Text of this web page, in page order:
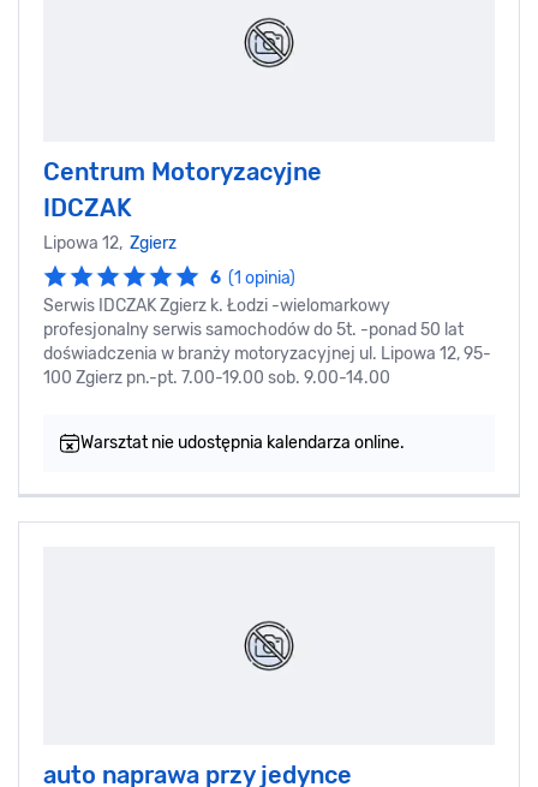
Centrum Motoryzacyjne
IDCZAK
Lipowa 12, Zgierz
6 (1 opinia)
Serwis IDCZAK Zgierz k. Łodzi -wielomarkowy
profesjonalny serwis samochodów do 5t. -ponad 50 lat
doświadczenia w branży motoryzacyjnej ul. Lipowa 12, 95-
100 Zgierz pn.-pt. 7.00-19.00 sob. 9.00-14.00
Warsztat nie udostępnia kalendarza online.
auto naprawa przy jedynce